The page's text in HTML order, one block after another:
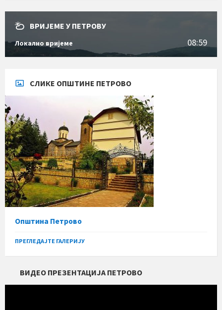
ВРИЈЕМЕ У ПЕТРОВУ
Локално вријеме 08:59
СЛИКЕ ОПШТИНЕ ПЕТРОВО
Општина Петрово
ПРЕГЛЕДАЈТЕ ГАЛЕРИЈУ
ВИДЕО ПРЕЗЕНТАЦИЈА ПЕТРОВО